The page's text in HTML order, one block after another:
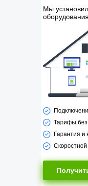
Мы
Тарифы без
Гарантия и